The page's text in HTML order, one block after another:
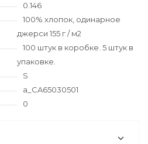
0.146
100% хлопок, одинарное
джерси 155 г / м2
100 штук в коробке. 5 штук в
упаковке.
S
a_CA65030501
0